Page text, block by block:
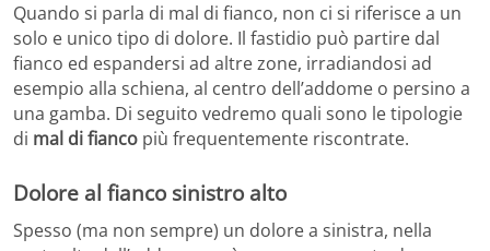
Quando si parla di mal di fianco, non ci si riferisce a un
solo e unico tipo di dolore. Il fastidio può partire dal
fianco ed espandersi ad altre zone, irradiandosi ad
esempio alla schiena, al centro dell’addome o persino a
una gamba. Di seguito vedremo quali sono le tipologie
di mal di fianco più frequentemente riscontrate.
Dolore al fianco sinistro alto
Spesso (ma non sempre) un dolore a sinistra, nella